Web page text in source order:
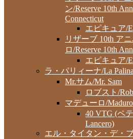
ン/Reserve 10th
Connecticut
エピキュア/
リザーブ 10th ア
ロ/Reserve 10th
エピキュア/
ラ・パリィーナ/La Palina
Mr.サム/Mr. Sam
ロブスト/
マデューロ/Maduro
40 VTG (ペ
Lancero)
エル・タイタン・デ・